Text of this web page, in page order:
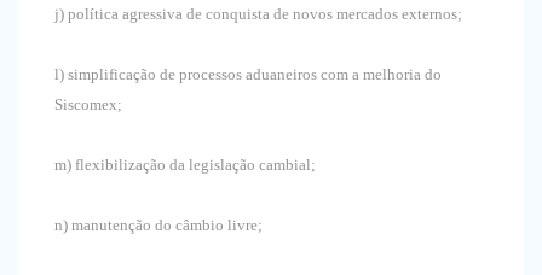
j) política agressiva de conquista de novos mercados externos;
l) simplificação de processos aduaneiros com a melhoria do
Siscomex;
m) flexibilização da legislação cambial;
n) manutenção do câmbio livre;